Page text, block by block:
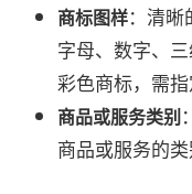
商标图样：清晰
字母、数字、
彩色商标，需指
商品或服务类别
商品或服务的类